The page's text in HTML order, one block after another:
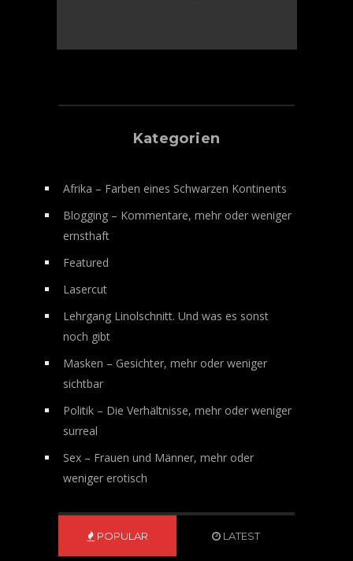
Kategorien
Afrika – Farben eines Schwarzen Kontinents
Blogging – Kommentare, mehr oder weniger
ernsthaft
Featured
Lasercut
Lehrgang Linolschnitt. Und was es sonst
noch gibt
Masken – Gesichter, mehr oder weniger
sichtbar
Politik – Die Verhältnisse, mehr oder weniger
surreal
Sex – Frauen und Männer, mehr oder
weniger erotisch
POPULAR LATEST